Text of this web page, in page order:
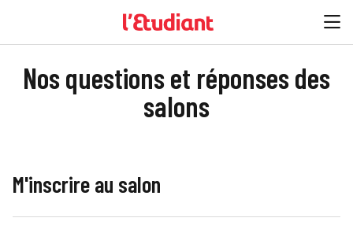
Nos questions et réponses des
salons
M'inscrire au salon